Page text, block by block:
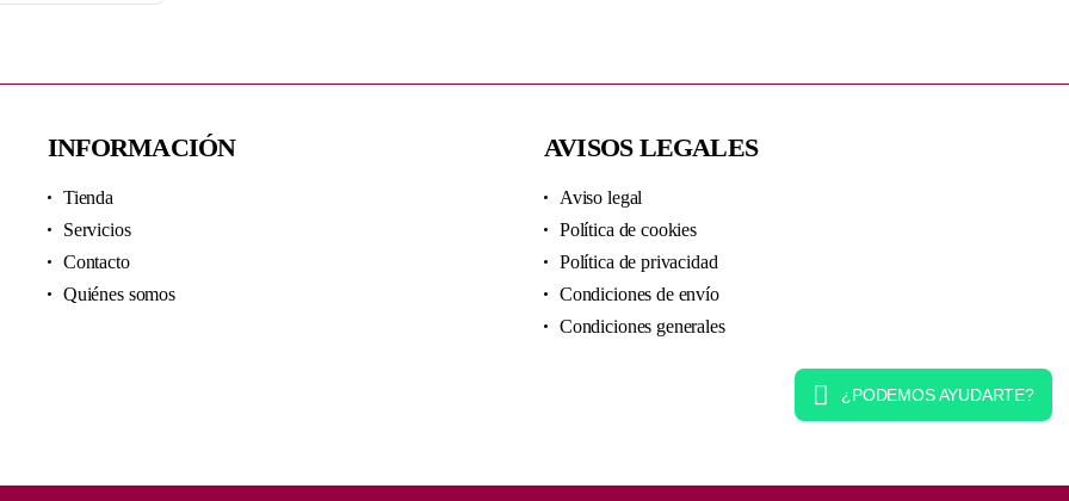
INFORMACIÓN
Tienda
Servicios
Contacto
Quiénes somos
AVISOS LEGALES
Aviso legal
Política de cookies
Política de privacidad
Condiciones de envío
Condiciones generales
¿PODEMOS AYUDARTE?